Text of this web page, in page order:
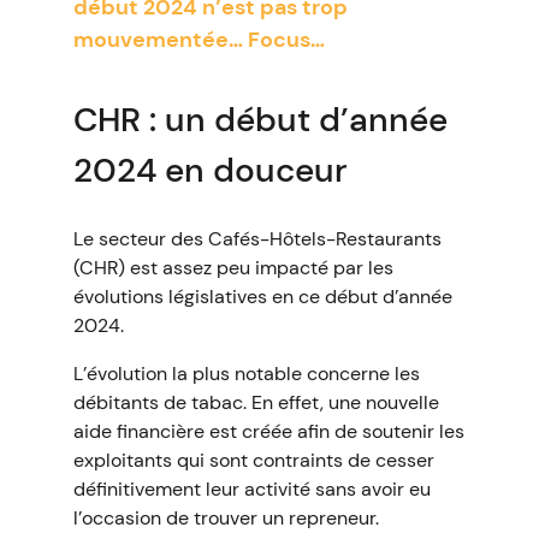
début 2024 n’est pas trop
mouvementée… Focus…
CHR : un début d’année
2024 en douceur
Le secteur des Cafés-Hôtels-Restaurants
(CHR) est assez peu impacté par les
évolutions législatives en ce début d’année
2024.
L’évolution la plus notable concerne les
débitants de tabac. En effet, une nouvelle
aide financière est créée afin de soutenir les
exploitants qui sont contraints de cesser
définitivement leur activité sans avoir eu
l’occasion de trouver un repreneur.